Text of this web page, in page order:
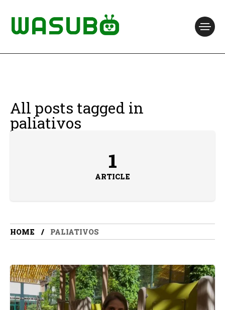
All posts tagged in
paliativos
1
ARTICLE
HOME PALIATIVOS